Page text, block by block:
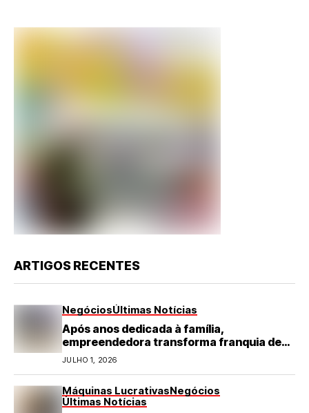
ARTIGOS RECENTES
NegóciosÚltimas Notícias
Após anos dedicada à família,
empreendedora transforma franquia de
turismo em negócio de destaque no RN
JULHO 1, 2026
Máquinas LucrativasNegócios
Últimas Notícias